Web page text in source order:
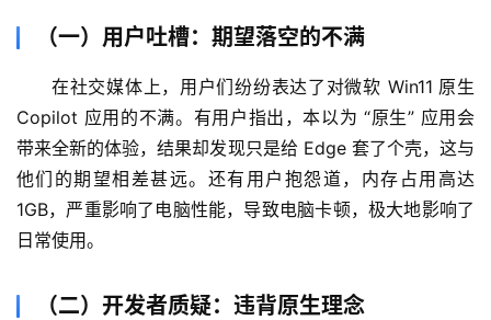
关
于
我
们
（一）用户吐槽：期望落空的不满
在社交媒体上，用户们纷纷表达了对微软 Win11 原生
Copilot 应用的不满。有用户指出，本以为 “原生” 应用会
带来全新的体验，结果却发现只是给 Edge 套了个壳，这与
他们的期望相差甚远。还有用户抱怨道，内存占用高达
1GB，严重影响了电脑性能，导致电脑卡顿，极大地影响了
日常使用。
（二）开发者质疑：违背原生理念